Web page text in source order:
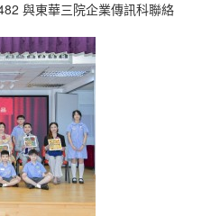
與東華三院企業傳訊科聯絡